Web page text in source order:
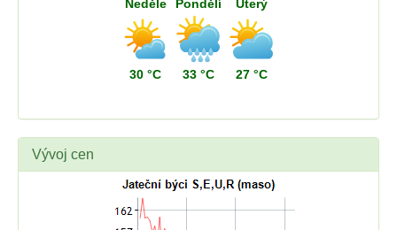
Neděle
30 °C
Pondělí
33 °C
Úterý
27 °C
Vývoj cen